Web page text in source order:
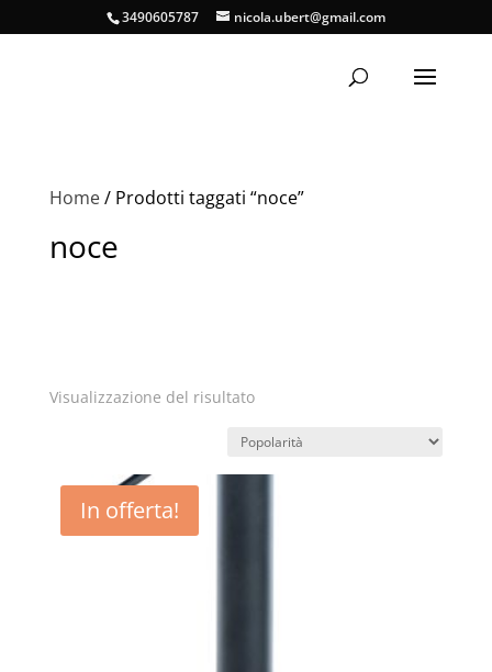
3490605787 nicola.ubert@gmail.com
Home/ Prodotti taggati “noce”
noce
Visualizzazione del risultato
In offerta!